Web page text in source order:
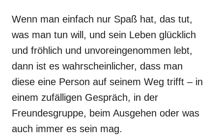
Wenn man einfach nur Spaß hat, das tut,
was man tun will, und sein Leben glücklich
und fröhlich und unvoreingenommen lebt,
dann ist es wahrscheinlicher, dass man
diese eine Person auf seinem Weg trifft – in
einem zufälligen Gespräch, in der
Freundesgruppe, beim Ausgehen oder was
auch immer es sein mag.